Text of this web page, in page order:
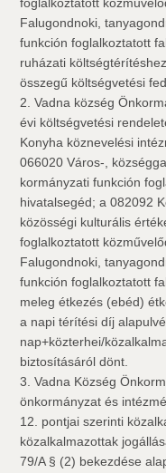
Falugondnoki,
funkción foglalkoztatott
ruházati
összegű költségvetési
2. Vadna község
évi költségvetési
Konyha köznevelési
066020 Város-,
kormányzati funkción
hivatalsegéd; a 082092
közösségi kulturális
foglalkoztatott
Falugondnoki,
funkción foglalkoztatott
meleg étkezés (ebéd)
a napi térítési díj
nap+közterhei/
biztosításáról dönt.
3. Vadna Község
önkormányzat és
12. pontjai szerinti
közalkalmazottak
79/A § (2) bekezdése